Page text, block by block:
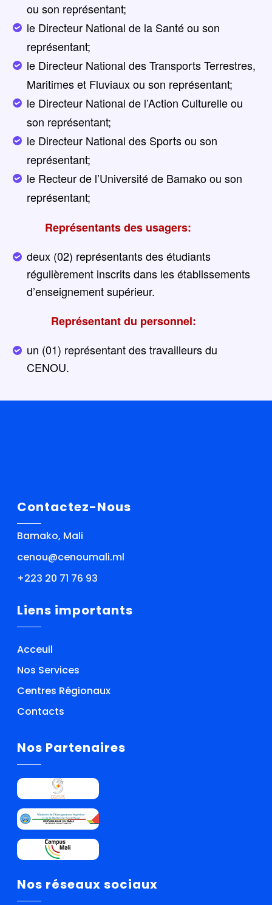
ou son représentant;
le Directeur National de la Santé ou son
représentant;
le Directeur National des Transports Terrestres,
Maritimes et Fluviaux ou son représentant;
le Directeur National de l’Action Culturelle ou
son représentant;
le Directeur National des Sports ou son
représentant;
le Recteur de l’Université de Bamako ou son
représentant;
Représentants des usagers:
deux (02) représentants des étudiants
régulièrement inscrits dans les établissements
d’enseignement supérieur.
Représentant du personnel:
un (01) représentant des travailleurs du
CENOU.
Contactez-Nous
Bamako, Mali
cenou@cenoumali.ml
+223 20 71 76 93
Liens importants
Acceuil
Nos Services
Centres Régionaux
Contacts
Nos Partenaires
Nos réseaux sociaux